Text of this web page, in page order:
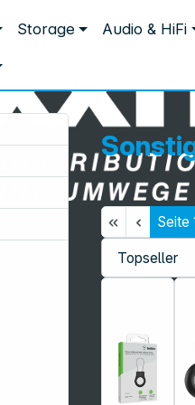
Storage Audio & HiFi
Mobilfunk Sonstiges
Seite